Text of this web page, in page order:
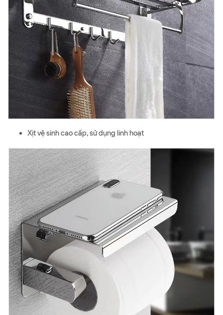
Xịt vệ sinh cao cấp, sử dụng linh hoạt